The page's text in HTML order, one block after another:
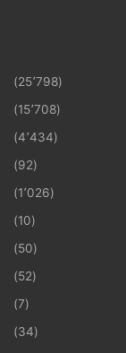
(25٬798)
(15٬708)
(4٬434)
(92)
(1٬026)
(10)
(50)
(52)
(7)
(34)